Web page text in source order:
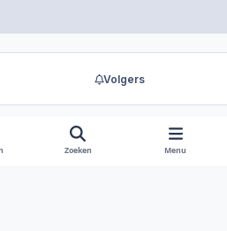
Volgers
om weer te geven.
Zoeken Menu